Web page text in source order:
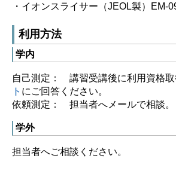
・イオンスライサー（JEOL製）EM-
利用方法
学内
自己測定： 講習受講後に利用資格取
ト にご回答ください。
依頼測定： 担当者へメールで相談。
学外
担当者へご相談ください。